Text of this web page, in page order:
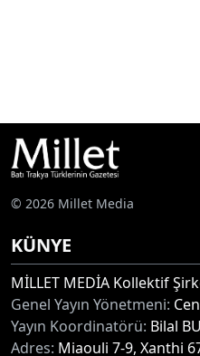
© 2026 Millet Media
KÜNYE
MİLLET MEDİA Kollektif
Genel Yayın Yönetmeni:
Yayın Koordinatörü: Bilal
Adres: Miaouli 7-9, Xanthi